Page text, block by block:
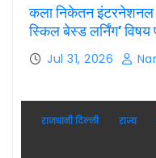
कला निकेतन इंटरनेशनल
स्किल बेस्ड लर्निंग’
टॉप-5 विजेताओं को किया
Jul 31, 2026
राजधानी दिल्ली राज्य